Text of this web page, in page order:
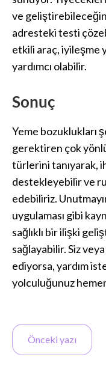
ve
adresteki testi
etkili araç, iyileşme
yardımcı olabilir.
Sonuç
Yeme bozuklukları
gerektiren çok
türlerini tanıyarak,
destekleyebilir ve
edebiliriz.
uygulaması gibi
sağlıklı bir ilişki
sağlayabilir. Siz veya
ediyorsa, yardım
yolculuğunuz
Önceki yazı